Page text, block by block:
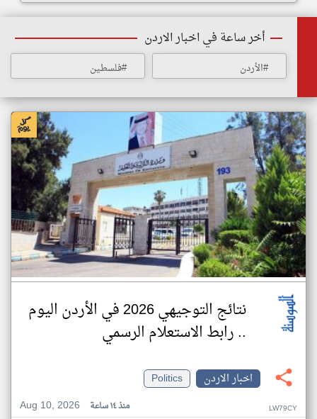
أخر ساعة في اخبار الاردن
#الأردن #فلسطين
نتائج التوجيهي 2026 في الأردن اليوم
.. رابط الاستعلام الرسمي
اخبار الاردن
Politics
Aug 10, 2026
منذ ١٤ ساعة LW79CY